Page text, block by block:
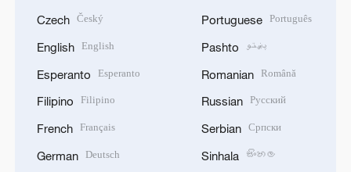
Czech Český
English English
Esperanto Esperanto
Filipino Filipino
French Français
German Deutsch
Portuguese Português
Pashto پښتو
Romanian Română
Russian Русский
Serbian Српски
Sinhala සිංහල